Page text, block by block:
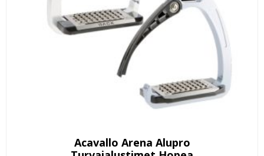
Acavallo Arena Alupro